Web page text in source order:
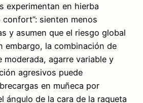
experimentan en hierba
sienten menos
y asumen que el riesgo global
embargo, la combinación de
moderada, agarre variable y
agresivos puede
en muñeca por
ángulo de la cara de la raqueta